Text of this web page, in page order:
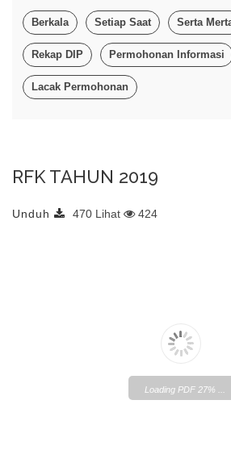
Berkala Setiap Saat Serta
Rekap DIP Permohonan Informasi
Lacak Permohonan
RFK TAHUN 2019
Unduh 470 Lihat 424
Loading PDF 27% ...